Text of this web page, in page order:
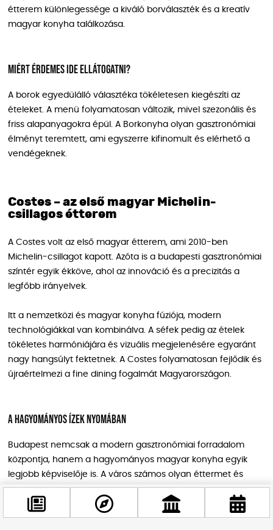
étterem különlegessége a kiváló borválaszték és a kreatív
magyar konyha találkozása.
Miért érdemes ide ellátogatni?
A borok egyedülálló választéka tökéletesen kiegészíti az
ételeket. A menü folyamatosan változik, mivel szezonális és
friss alapanyagokra épül. A Borkonyha olyan gasztronómiai
élményt teremtett, ami egyszerre kifinomult és elérhető a
vendégeknek.
Costes – az első magyar Michelin-
csillagos étterem
A Costes volt az első magyar étterem, ami 2010-ben
Michelin-csillagot kapott. Azóta is a budapesti gasztronómiai
színtér egyik ékköve, ahol az innováció és a precizitás a
legfőbb irányelvek.
Itt a nemzetközi és magyar konyha fúziója, modern
technológiákkal van kombinálva. A séfek pedig az ételek
tökéletes harmóniájára és vizuális megjelenésére egyaránt
nagy hangsúlyt fektetnek. A Costes folyamatosan fejlődik és
újraértelmezi a fine dining fogalmát Magyarországon.
A hagyományos ízek nyomában
Budapest nemcsak a modern gasztronómiai forradalom
központja, hanem a hagyományos magyar konyha egyik
legjobb képviselője is. A város számos olyan éttermet és
cukrászdát kínál, ahol az autentikus magyar ételeket és
desszerteket eredeti receptek alapján készítik el.